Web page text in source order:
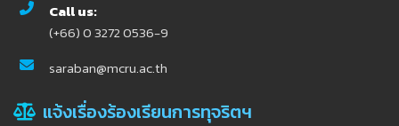
Call us:
(+66) 0 3272 0536-9
saraban@mcru.ac.th
แจ้งเรื่องร้องเรียนการทุจริตฯ